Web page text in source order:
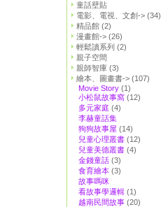
童話壁貼
電影、電視、文創-> (34)
精品館 (2)
漫畫館-> (26)
輕鬆讀系列 (2)
親子空間
親師智庫 (3)
繪本、圖畫書-> (107)
Movie Story (1)
小松鼠故事窩 (12)
多元家庭 (4)
李赫童話集
狗狗故事屋 (14)
兒童心理叢書 (12)
兒童美德叢書 (4)
金錢童話 (3)
食育繪本 (3)
故事嗎咪
看故事學邏輯 (1)
越南民間故事 (20)